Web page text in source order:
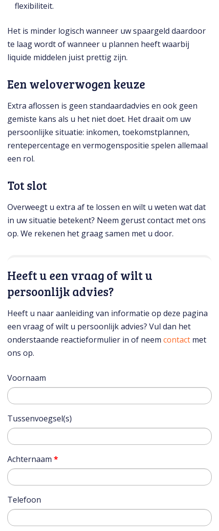
flexibiliteit.
Het is minder logisch wanneer uw spaargeld daardoor
te laag wordt of wanneer u plannen heeft waarbij
liquide middelen juist prettig zijn.
Een weloverwogen keuze
Extra aflossen is geen standaardadvies en ook geen
gemiste kans als u het niet doet. Het draait om uw
persoonlijke situatie: inkomen, toekomstplannen,
rentepercentage en vermogenspositie spelen allemaal
een rol.
Tot slot
Overweegt u extra af te lossen en wilt u weten wat dat
in uw situatie betekent? Neem gerust contact met ons
op. We rekenen het graag samen met u door.
Heeft u een vraag of wilt u
persoonlijk advies?
Heeft u naar aanleiding van informatie op deze pagina
een vraag of wilt u persoonlijk advies? Vul dan het
onderstaande reactieformulier in of neem contact met
ons op.
Voornaam
Tussenvoegsel(s)
Achternaam *
Telefoon